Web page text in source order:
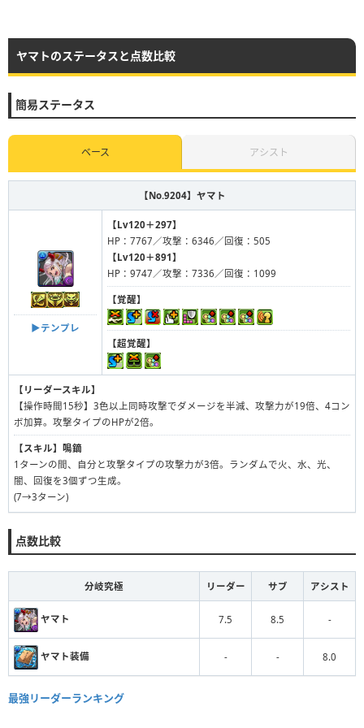
ヤマトのステータスと点数比較
簡易ステータス
ベース アシスト
【No.9204】 ヤマト
▶︎テンプレ
【Lv120＋297】
HP：7767／攻撃：6346／回復：505
【Lv120＋891】
HP：9747／攻撃：7336／回復：1099
【覚醒】
【超覚醒】
【リーダースキル】
【操作時間15秒】3色以上同時攻撃でダメージを半減、攻撃力が19倍、4コン
ボ加算。攻撃タイプのHPが2倍。
【スキル】 鳴鏑
1ターンの間、自分と攻撃タイプの攻撃力が3倍。ランダムで火、水、光、
闇、回復を3個ずつ生成。
(7→3ターン)
点数比較
分岐究極 リーダー サブ アシスト
ヤマト 7.5 8.5 -
ヤマト装備 - - 8.0
最強リーダーランキング